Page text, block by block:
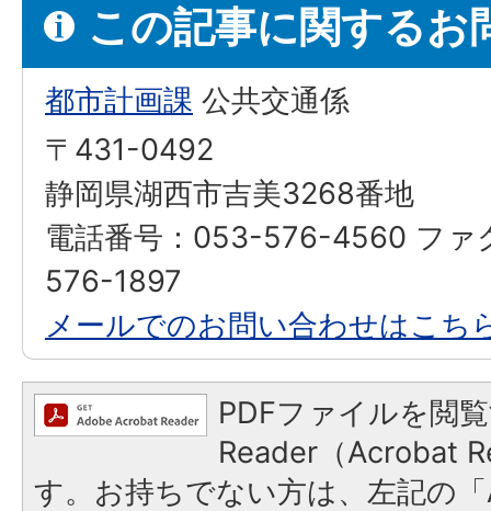
この記事に関するお
都市計画課 公共交通係
〒431-0492
静岡県湖西市吉美3268番地
電話番号：053-576-4560 ファ
576-1897
メールでのお問い合わせはこち
PDFファイルを閲
Reader（Acrobat
す。お持ちでない方は、左記の